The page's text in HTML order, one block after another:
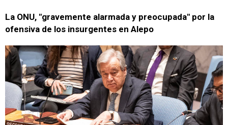
La ONU, "gravemente alarmada y preocupada" por la
ofensiva de los insurgentes en Alepo